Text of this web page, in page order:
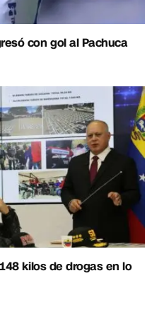
con gol al Pachuca
kilos de drogas en lo